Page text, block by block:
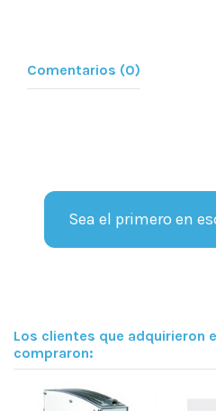
Comentarios (0)
Sea el primero en
Los clientes que adquirieron
compraron: